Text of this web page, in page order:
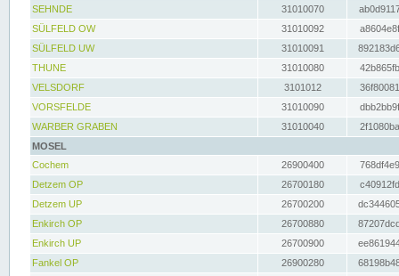
SEHNDE
31010070
SÜLFELD OW
31010092
SÜLFELD UW
31010091
THUNE
31010080
VELSDORF
3101012
VORSFELDE
31010090
WARBER GRABEN
31010040
MOSEL
Cochem
26900400
Detzem OP
26700180
Detzem UP
26700200
Enkirch OP
26700880
Enkirch UP
26700900
Fankel OP
26900280